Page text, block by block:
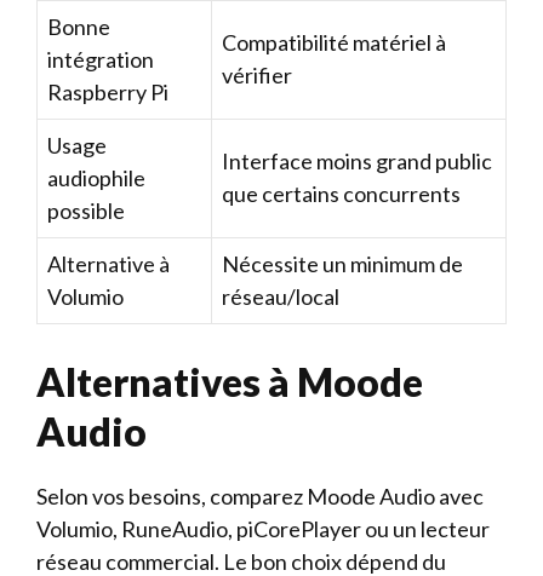
Bonne
intégration
Raspberry Pi
Compatibilité matériel à
vérifier
Usage
audiophile
possible
Interface moins grand public
que certains concurrents
Alternative à
Volumio
Nécessite un minimum de
réseau/local
Alternatives à Moode
Audio
Selon vos besoins, comparez Moode Audio avec
Volumio, RuneAudio, piCorePlayer ou un lecteur
réseau commercial. Le bon choix dépend du